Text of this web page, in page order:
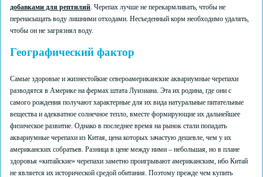
добавками для рептилий. Черепах лучше не перекармливать, чтобы не
перенасыщать воду лишними отходами. Несъеденный корм необходимо удалять,
чтобы он не загрязнял воду.
Географический фактор
Самые здоровые и жизнестойкие североамериканские аквариумные черепахи
разводятся в Америке на фермах штата Луизиана. Эта их родина, где они с
самого рождения получают характерные для их вида натуральные питательные
вещества и адекватное солнечное тепло, вместе формирующие их дальнейшее
физическое развитие. Однако в последнее время на рынок стали попадать
аквариумные черепахи из Китая, цена которых зачастую дешевле, чем у их
американских собратьев. Разница в цене между ними – небольшая, но в плане
здоровья «китайские» черепахи заметно проигрывают американским, ибо Китай
не является их исторической средой обитания. Поэтому прежде чем купить